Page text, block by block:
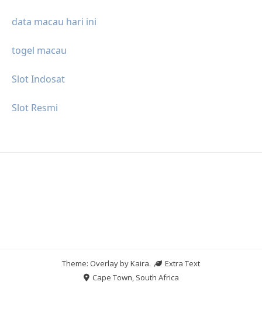
data macau hari ini
togel macau
Slot Indosat
Slot Resmi
Theme: Overlay byKaira.
Extra Text
Cape Town, South Africa